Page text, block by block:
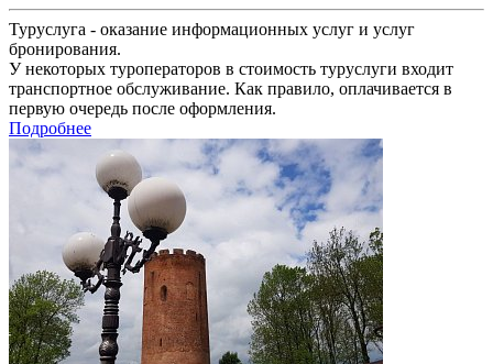
Туруслуга - оказание информационных услуг и услуг
бронирования.
У некоторых туроператоров в стоимость туруслуги входит
транспортное обслуживание. Как правило, оплачивается в
первую очередь после оформления.
Подробнее